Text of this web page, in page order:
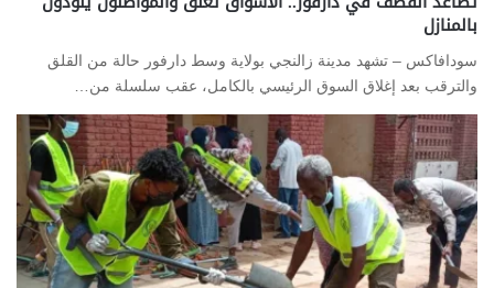
بالمنازل
سودافاكس – تشهد مدينة زالنجي بولاية وسط دارفور حالة من القلق
والترقب بعد إغلاق السوق الرئيسي بالكامل، عقب سلسلة من…